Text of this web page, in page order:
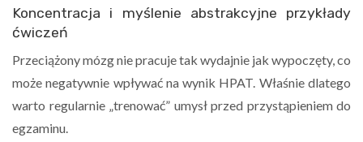
Koncentracja i myślenie abstrakcyjne przykłady
ćwiczeń
Przeciążony mózg nie pracuje tak wydajnie jak wypoczęty, co
może negatywnie wpływać na wynik HPAT. Właśnie dlatego
warto regularnie „trenować” umysł przed przystąpieniem do
egzaminu.